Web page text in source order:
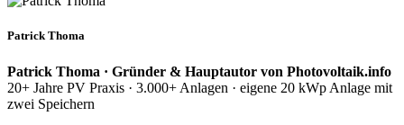
Patrick Thoma
Patrick Thoma · Gründer & Hauptautor von Photovoltaik.info
20+ Jahre PV Praxis · 3.000+ Anlagen · eigene 20 kWp Anlage mit
zwei Speichern